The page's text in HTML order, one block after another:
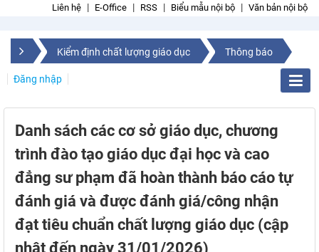
Liên hệ E-Office RSS Biểu mẫu nội bộ Văn bản nội bộ
Kiểm định chất lượng giáo dục Thông báo
Đăng nhập
Danh sách các cơ sở giáo dục, chương
trình đào tạo giáo dục đại học và cao
đẳng sư phạm đã hoàn thành báo cáo tự
đánh giá và được đánh giá/công nhận
đạt tiêu chuẩn chất lượng giáo dục (cập
nhật đến ngày 31/01/2026)